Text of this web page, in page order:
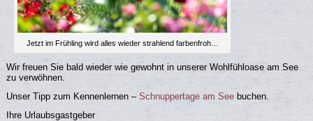
Jetzt im Frühling wird alles wieder strahlend farbenfroh…
Wir freuen Sie bald wieder wie gewohnt in unserer Wohlfühloase am See
zu verwöhnen.
Unser Tipp zum Kennenlernen –Schnuppertage am Seebuchen.
Ihre Urlaubsgastgeber